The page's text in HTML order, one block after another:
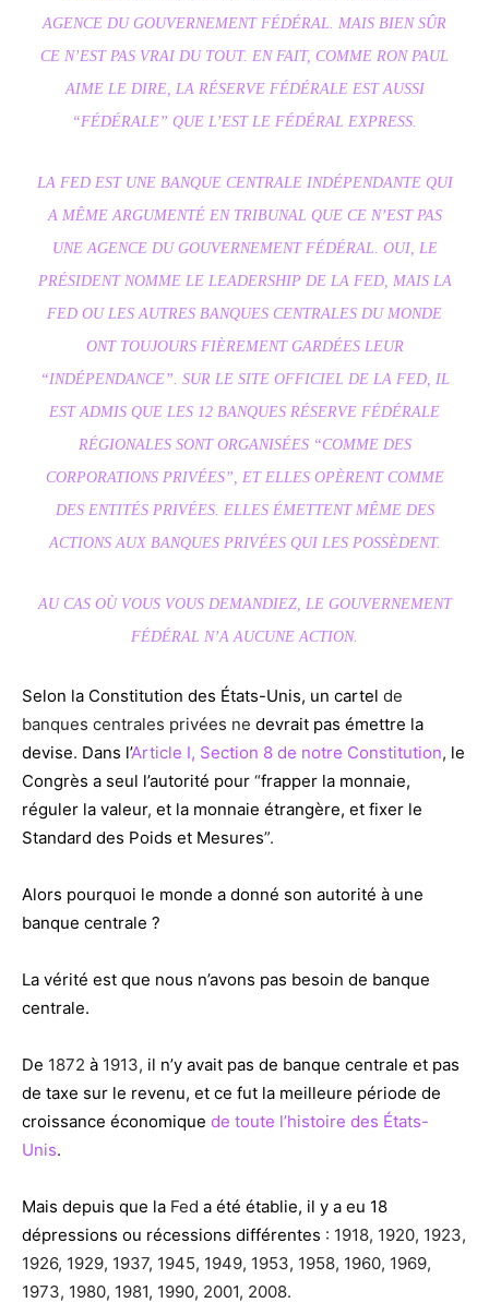
AGENCE DU GOUVERNEMENT FÉDÉRAL. MAIS BIEN SÛR
CE N’EST PAS VRAI DU TOUT. EN FAIT, COMME RON PAUL
AIME LE DIRE, LA RÉSERVE FÉDÉRALE EST AUSSI
“FÉDÉRALE” QUE L’EST LE FÉDÉRAL EXPRESS.
LA FED EST UNE BANQUE CENTRALE INDÉPENDANTE QUI
A MÊME ARGUMENTÉ EN TRIBUNAL QUE CE N’EST PAS
UNE AGENCE DU GOUVERNEMENT FÉDÉRAL. OUI, LE
PRÉSIDENT NOMME LE LEADERSHIP DE LA FED, MAIS LA
FED OU LES AUTRES BANQUES CENTRALES DU MONDE
ONT TOUJOURS FIÈREMENT GARDÉES LEUR
“INDÉPENDANCE”. SUR LE SITE OFFICIEL DE LA FED, IL
EST ADMIS QUE LES 12 BANQUES RÉSERVE FÉDÉRALE
RÉGIONALES SONT ORGANISÉES “COMME DES
CORPORATIONS PRIVÉES”, ET ELLES OPÈRENT COMME
DES ENTITÉS PRIVÉES. ELLES ÉMETTENT MÊME DES
ACTIONS AUX BANQUES PRIVÉES QUI LES POSSÈDENT.
AU CAS OÙ VOUS VOUS DEMANDIEZ, LE GOUVERNEMENT
FÉDÉRAL N’A AUCUNE ACTION.
Selon la Constitution des États-Unis, un cartel de
banques centrales privées ne devrait pas émettre la
devise. Dans l’Article I, Section 8 de notre Constitution, le
Congrès a seul l’autorité pour “frapper la monnaie,
réguler la valeur, et la monnaie étrangère, et fixer le
Standard des Poids et Mesures”.
Alors pourquoi le monde a donné son autorité à une
banque centrale ?
La vérité est que nous n’avons pas besoin de banque
centrale.
De 1872 à 1913, il n’y avait pas de banque centrale et pas
de taxe sur le revenu, et ce fut la meilleure période de
croissance économique de toute l’histoire des États-
Unis.
Mais depuis que la Fed a été établie, il y a eu 18
dépressions ou récessions différentes : 1918, 1920, 1923,
1926, 1929, 1937, 1945, 1949, 1953, 1958, 1960, 1969,
1973, 1980, 1981, 1990, 2001, 2008.